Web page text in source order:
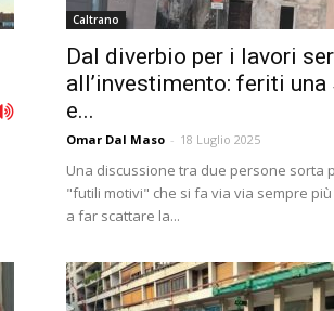
Caltrano
Dal diverbio per i lavori
all’investimento: feriti una
e...
Omar Dal Maso - 18 Luglio 2025
Una discussione tra due persone sorta
"futili motivi" che si fa via via sempre
a far scattare la...